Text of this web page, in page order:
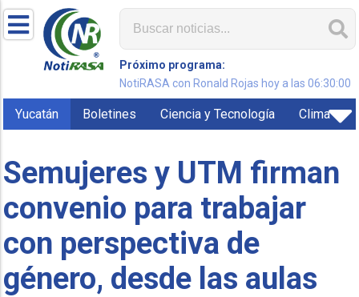
Próximo programa:
NotiRASA con Ronald Rojas hoy a las 06:30:00
Yucatán Boletines Ciencia y Tecnología Clima
Semujeres y UTM firman
convenio para trabajar
con perspectiva de
género, desde las aulas